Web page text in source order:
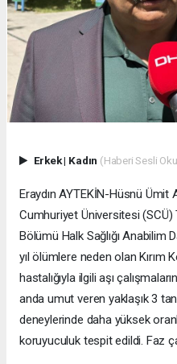
Erkek| Kadın (Haberi Sesli
Eraydın AYTEKİN-Hüsnü Ümit
Cumhuriyet Üniversitesi (SCÜ)
Bölümü Halk Sağlığı Anabilim
yıl ölümlere neden olan Kırım
hastalığıyla ilgili aşı
anda umut veren yaklaşık 3
deneylerinde daha yüksek
koruyuculuk tespit edildi. Faz